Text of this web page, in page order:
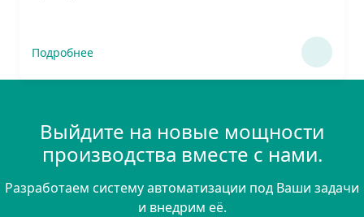
Подробнее
Выйдите на новые мощности
производства вместе с нами.
Разработаем систему автоматизации под Ваши задачи
и внедрим её.